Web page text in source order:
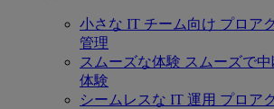
小さな IT チーム向け プロア
管理
スムーズな体験 スムーズで
体験
シームレスな IT 運用 プロア